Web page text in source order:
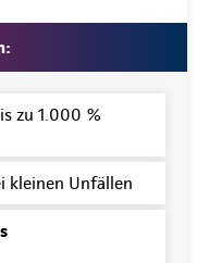
zu 1.000 %
kleinen Unfällen